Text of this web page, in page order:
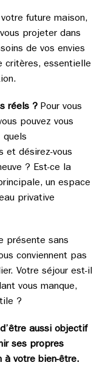
future maison,
projeter dans
de vos envies
critères, essentielle
réels ? Pour vous
pouvez vous
quels
et désirez-vous
? Est-ce la
un espace
privative
présente sans
conviennent pas
Votre séjour est-il
vous manque,
?
aussi objectif
ses propres
à votre bien-être.